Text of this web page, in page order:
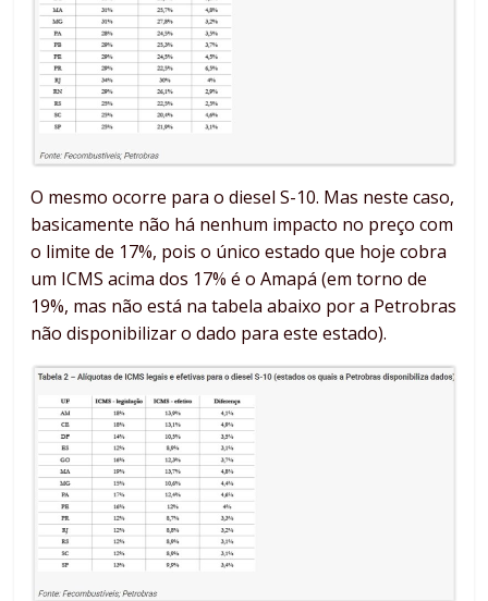
O mesmo ocorre para o diesel S-10. Mas neste caso,
basicamente não há nenhum impacto no preço com
o limite de 17%, pois o único estado que hoje cobra
um ICMS acima dos 17% é o Amapá (em torno de
19%, mas não está na tabela abaixo por a Petrobras
não disponibilizar o dado para este estado).